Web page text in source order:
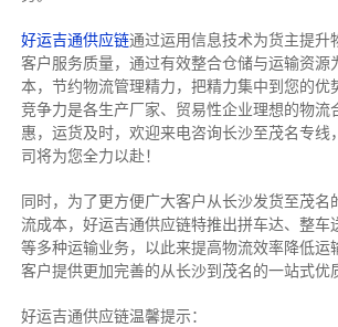
好运吉通供应链通过运用信息技术为货主提升
客户服务质量，通过有效整合仓储与运输资源
本，节约物流管理精力，把精力集中到您的优
竞争力是各生产厂家、贸易性企业理想的物流
惠，运货及时，欢迎来电咨询长沙至茂名专线
司将为您全力以赴！
同时，为了更方便广大客户从长沙发货至茂名
流成本，好运吉通供应链特推出拼车达、整车
等多种运输业务，以此来提高物流效率降低运
客户提供更加完善的从长沙到茂名的一站式优
好运吉通供应链温馨提示：